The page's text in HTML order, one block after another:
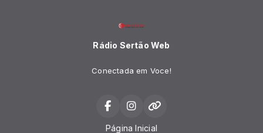
Rádio Sertão Web
Conectada em Voce!
Página Inicial